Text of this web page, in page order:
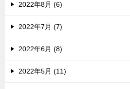
2022年8月 (6)
2022年7月 (7)
2022年6月 (8)
2022年5月 (11)